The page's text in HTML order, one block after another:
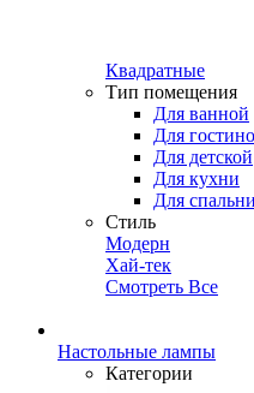
Квадратные
Тип помещения
Для ванной
Для
Для детской
Для кухни
Для спальни
Стиль
Модерн
Хай-тек
Смотреть Все
Настольные лампы
Категории